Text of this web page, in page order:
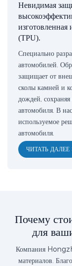
Невидимая
изготовленная
(TPU).
Специально
автомобилей.
защищает от
сколы камней и
дождей,
автомобиля. В
используемое
автомобиля.
ЧИТАТЬ ДАЛЕЕ
Почему
для
Компания
материалов.